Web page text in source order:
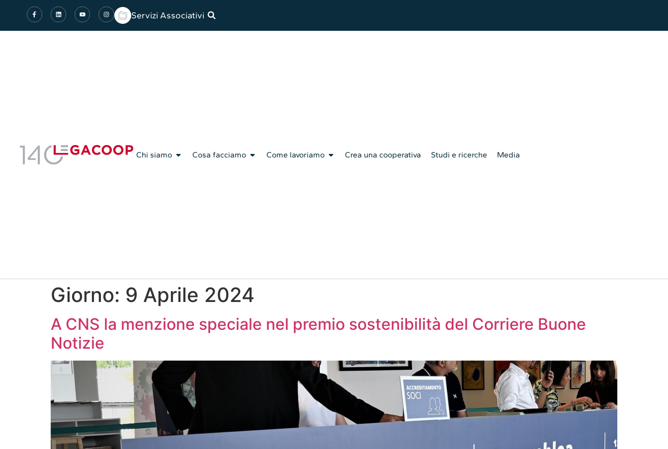
Servizi Associativi
Chi siamo Cosa facciamo Come lavoriamo Crea una cooperativa Studi e ricerche Media
Giorno: 9 Aprile 2024
A CNS la menzione speciale nel premio sostenibilità del Corriere Buone
Notizie